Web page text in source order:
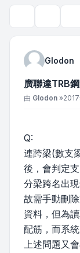
Glodon
廣聯達TRB
文章
由 Glodon »
Q:
連跨梁(數支
後，會判定
分梁跨名出
故需手動刪
資料，但為
配筋，而系
上述問題又